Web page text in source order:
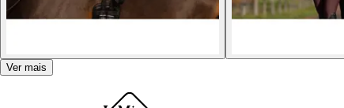
Ver mais